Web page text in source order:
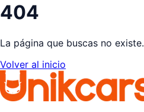
404
La página que buscas no existe.
Volver al inicio